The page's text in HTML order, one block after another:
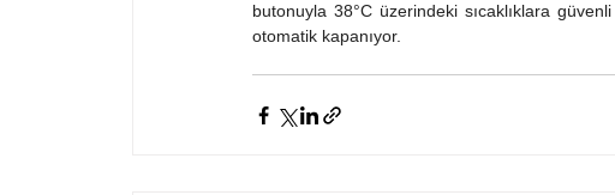
butonuyla 38°C üzerindeki sıcaklıklara
otomatik kapanıyor.